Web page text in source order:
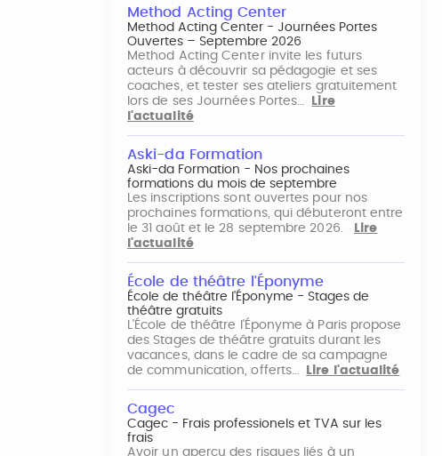
Method Acting Center
Method Acting Center - Journées Portes
Ouvertes – Septembre 2026
Method Acting Center invite les futurs
acteurs à découvrir sa pédagogie et ses
coaches, et tester ses ateliers gratuitement
lors de ses Journées Portes…
Lire
l'actualité
Aski-da Formation
Aski-da Formation - Nos prochaines
formations du mois de septembre
Les inscriptions sont ouvertes pour nos
prochaines formations, qui débuteront entre
le 31 août et le 28 septembre 2026.
Lire
l'actualité
École de théâtre l'Éponyme
École de théâtre l'Éponyme - Stages de
théâtre gratuits
L'École de théâtre l'Éponyme à Paris propose
des Stages de théâtre gratuits durant les
vacances, dans le cadre de sa campagne
de communication, offerts…
Lire l'actualité
Cagec
Cagec - Frais professionels et TVA sur les
frais
Avoir un aperçu des risques liés à un